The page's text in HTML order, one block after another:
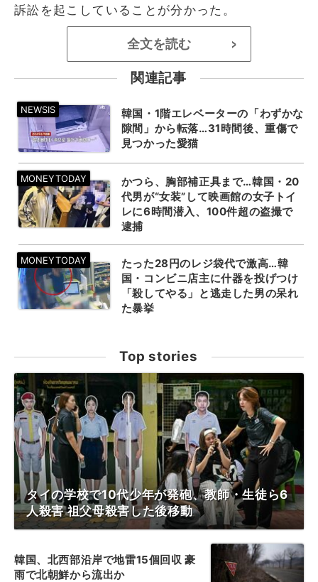
訴訟を起こしていることが分かった。
全文を読む >
関連記事
韓国・1階エレベーターの「わずかな
隙間」から転落…31時間後、重傷で
見つかった愛猫
かつら、胸部補正具まで…韓国・20
代男が“女装”して映画館の女子トイ
レに6時間潜入、100件超の盗撮で
逮捕
たった28円のレジ袋代で激高…韓
国・コンビニ店主に什器を投げつけ
「殺してやる」と逃走した男の呆れ
た暴挙
Top stories
タイの学校で10代少年が発砲、教師・生徒ら6
人殺害 祖父母殺害した後移動
韓国、北西部沿岸で地雷15個回収 豪
雨で北朝鮮から流出か